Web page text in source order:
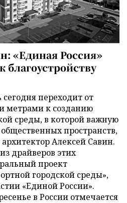
«Единая Россия»
благоустройству
сегодня переходит от
метрами к созданию
среды, в которой важную
пространств,
Алексей Савин.
драйверов этих
проект
городской среды»,
«Единой России».
в России отмечается